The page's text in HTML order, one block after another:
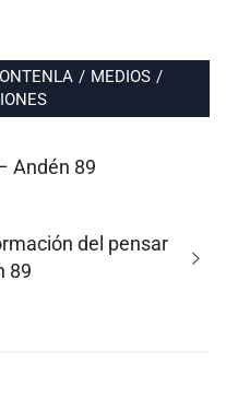
/ MEDIOS /
Andén 89
del pensar
89